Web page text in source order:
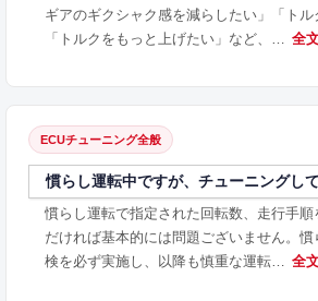
ギアのギクシャク感を減らしたい」「トル
「トルクをもっと上げたい」など、…
全
ECUチューニング全般
慣らし運転中ですが、チューニングし
慣らし運転で指定された回転数、走行手
だければ基本的には問題ございません。
検を必ず実施し、以降も慎重な運転…
全